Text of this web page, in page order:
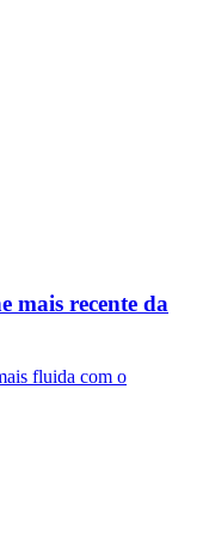
mais recente da
fluida com o